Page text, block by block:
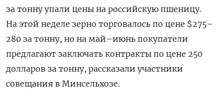
за тонну упали цены на российскую пшеницу.
На этой неделе зерно торговалось по цене $275–
280 за тонну, но на май–июнь покупатели
предлагают заключать контракты по цене 250
долларов за тонну, рассказали участники
совещания в Минсельхозе.